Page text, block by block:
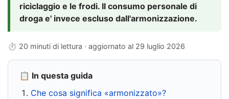
riciclaggio e le frodi. Il consumo personale di
droga e' invece escluso dall'armonizzazione.
⏱ 20 minuti di lettura · aggiornato al 29 luglio 2026
📋 In questa guida
Che cosa significa «armonizzato»?